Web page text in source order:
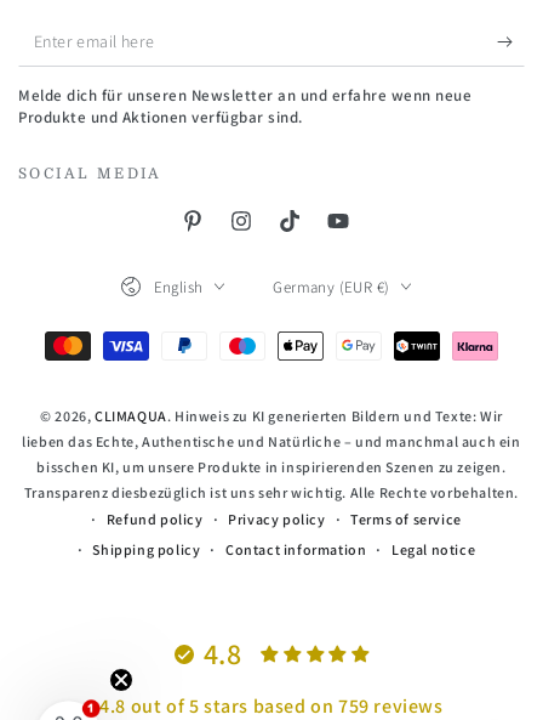
Enter
email
here
Melde dich für unseren Newsletter an und erfahre wenn neue
Produkte und Aktionen verfügbar sind.
SOCIAL MEDIA
PinterestInstagramTikTokYouTube
© 2026, CLIMAQUA. Hinweis zu KI generierten Bildern und Texte: Wir
lieben das Echte, Authentische und Natürliche – und manchmal auch ein
bisschen KI, um unsere Produkte in inspirierenden Szenen zu zeigen.
Transparenz diesbezüglich ist uns sehr wichtig. Alle Rechte vorbehalten.
Refund policy
Privacy policy
Terms of service
Shipping policy
Contact information Legal notice
English Germany (EUR €)
Payment
4.8
4.8 out of 5 stars based on 759 reviews